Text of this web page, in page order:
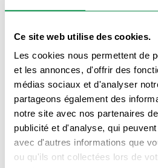
Ce site web utilise des cookies.
Les cookies nous permettent de
et les annonces, d'offrir des
médias sociaux et d'analyser
partageons également des
notre site avec nos partenaires
publicité et d'analyse, qui
avec d'autres informations que
ou qu'ils ont collectées lors de
de la remorque à l’aide de
supports magnétiques selon
configuration. Assurez-vous
pour l’alimenter
À associer avec :
🔗Adaptateur 13 vers 7
Prise mâle 7 broches